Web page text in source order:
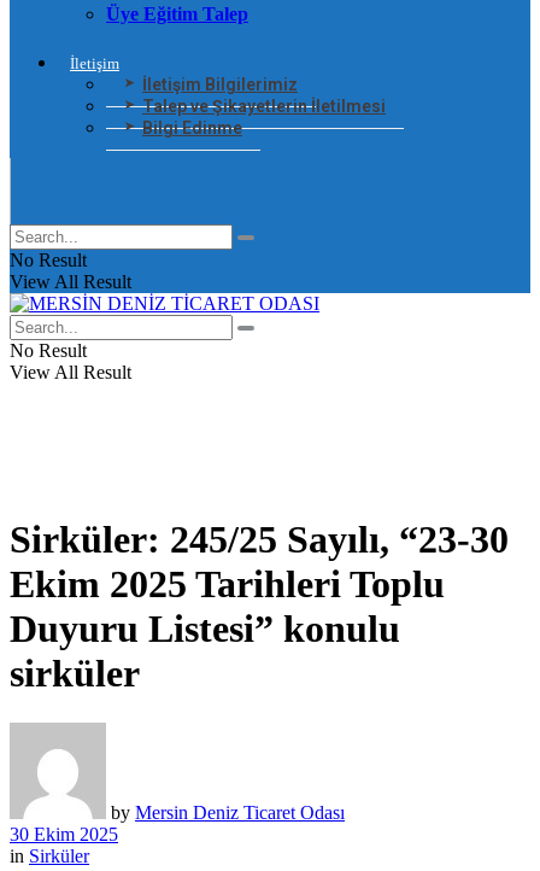
Üye Eğitim Talep
İletişim
İletişim Bilgilerimiz
Talep ve Şikayetlerin İletilmesi
Bilgi Edinme
No Result
View All Result
No Result
View All Result
Sirküler: 245/25 Sayılı, “23-30
Ekim 2025 Tarihleri Toplu
Duyuru Listesi” konulu
sirküler
by Mersin Deniz Ticaret Odası
30 Ekim 2025
in Sirküler